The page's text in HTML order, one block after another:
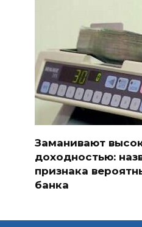
Заманивают
доходностью:
признака
банка